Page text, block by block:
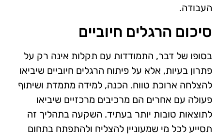
העבודה.
סיכום הרגלים חיוביים
בסופו של דבר, התמודדות עם תקלות אינה רק על
פתרון בעיות, אלא על פיתוח הרגלים חיוביים שיביאו
להצלחה ארוכת טווח. הכנה, למידה מתמדת ושיתוף
פעולה עם אחרים הם מרכיבים מרכזיים שיביאו
לתוצאות טובות יותר בעתיד. השקעה בתהליך זה
תסייע לכל מי שמעוניין להצליח ולהתפתח בתחום